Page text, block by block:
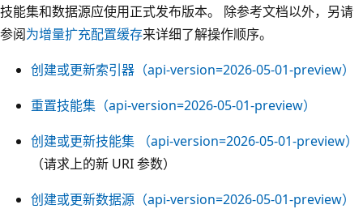
技能集和数据源应使用正式发布版本。 除参考文档以外，另请
参阅为增量扩充配置缓存来详细了解操作顺序。
创建或更新索引器（api-version=2026-05-01-preview）
重置技能集（api-version=2026-05-01-preview）
创建或更新技能集 （api-version=2026-05-01-preview）
（请求上的新 URI 参数）
创建或更新数据源（api-version=2026-05-01-preview）